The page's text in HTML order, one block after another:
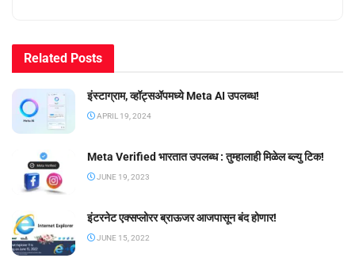
Related Posts
इंस्टाग्राम, व्हॉट्सॲपमध्ये Meta AI उपलब्ध!
APRIL 19, 2024
Meta Verified भारतात उपलब्ध : तुम्हालाही मिळेल ब्ल्यु टिक!
JUNE 19, 2023
इंटरनेट एक्सप्लोरर ब्राऊजर आजपासून बंद होणार!
JUNE 15, 2022